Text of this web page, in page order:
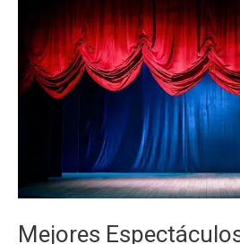
directo
Mejores